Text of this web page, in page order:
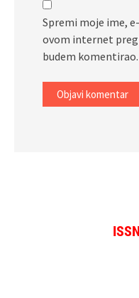
Spremi moje ime,
ovom internet
budem komentirao.